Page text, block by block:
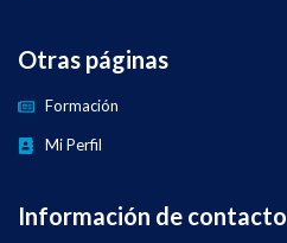
Otras páginas
Formación
Mi Perfil
Información de contacto